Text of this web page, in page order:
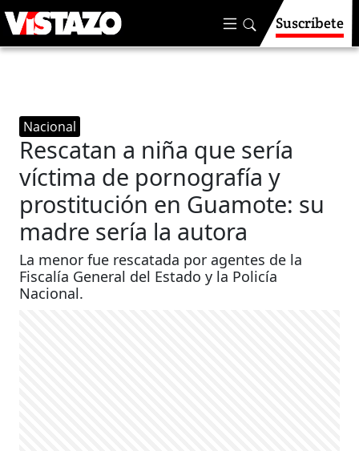
Suscríbete
Nacional
Rescatan a niña que sería
víctima de pornografía y
prostitución en Guamote: su
madre sería la autora
La menor fue rescatada por agentes de la
Fiscalía General del Estado y la Policía
Nacional.